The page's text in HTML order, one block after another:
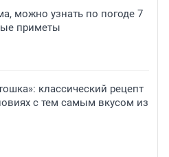
можно узнать по погоде 7
приметы
классический рецепт
с тем самым вкусом из